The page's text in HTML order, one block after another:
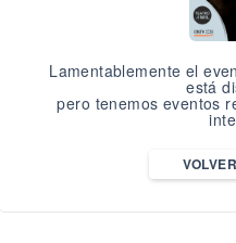
Lamentablemente el
está
pero tenemos eventos